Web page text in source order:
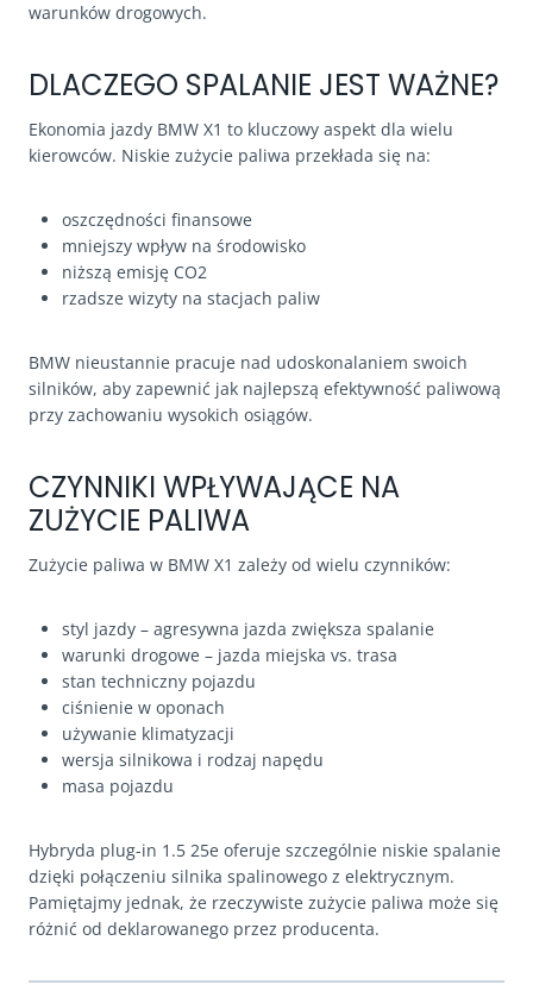
warunków drogowych.
DLACZEGO SPALANIE JEST WAŻNE?
Ekonomia jazdy BMW X1 to kluczowy aspekt dla wielu
kierowców. Niskie zużycie paliwa przekłada się na:
oszczędności finansowe
mniejszy wpływ na środowisko
niższą emisję CO2
rzadsze wizyty na stacjach paliw
BMW nieustannie pracuje nad udoskonalaniem swoich
silników, aby zapewnić jak najlepszą efektywność paliwową
przy zachowaniu wysokich osiągów.
CZYNNIKI WPŁYWAJĄCE NA
ZUŻYCIE PALIWA
Zużycie paliwa w BMW X1 zależy od wielu czynników:
styl jazdy – agresywna jazda zwiększa spalanie
warunki drogowe – jazda miejska vs. trasa
stan techniczny pojazdu
ciśnienie w oponach
używanie klimatyzacji
wersja silnikowa i rodzaj napędu
masa pojazdu
Hybryda plug-in 1.5 25e oferuje szczególnie niskie spalanie
dzięki połączeniu silnika spalinowego z elektrycznym.
Pamiętajmy jednak, że rzeczywiste zużycie paliwa może się
różnić od deklarowanego przez producenta.